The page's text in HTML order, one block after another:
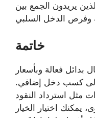
يريدون الجمع بين
خاتمة
بدائل فعالة وبأسعار
إلى كسب دخل إضافي.
مثل استرداد النقود
يمكنك اختيار الخيار